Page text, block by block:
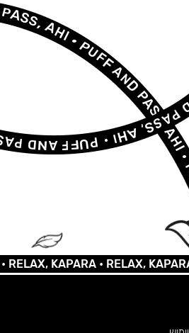
KAPARA •RELAX, KAPARA •